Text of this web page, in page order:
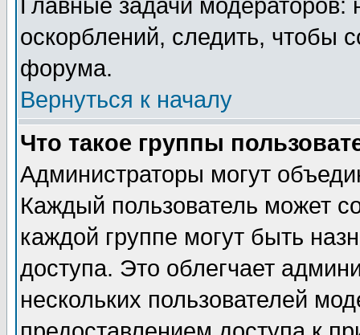
Главные задачи
оскорблений, следить, чтобы
форума.
Вернуться к началу
Что такое группы
Администраторы могут
Каждый пользователь может
каждой группе могут быть
доступа. Это облегчает
нескольких пользователей